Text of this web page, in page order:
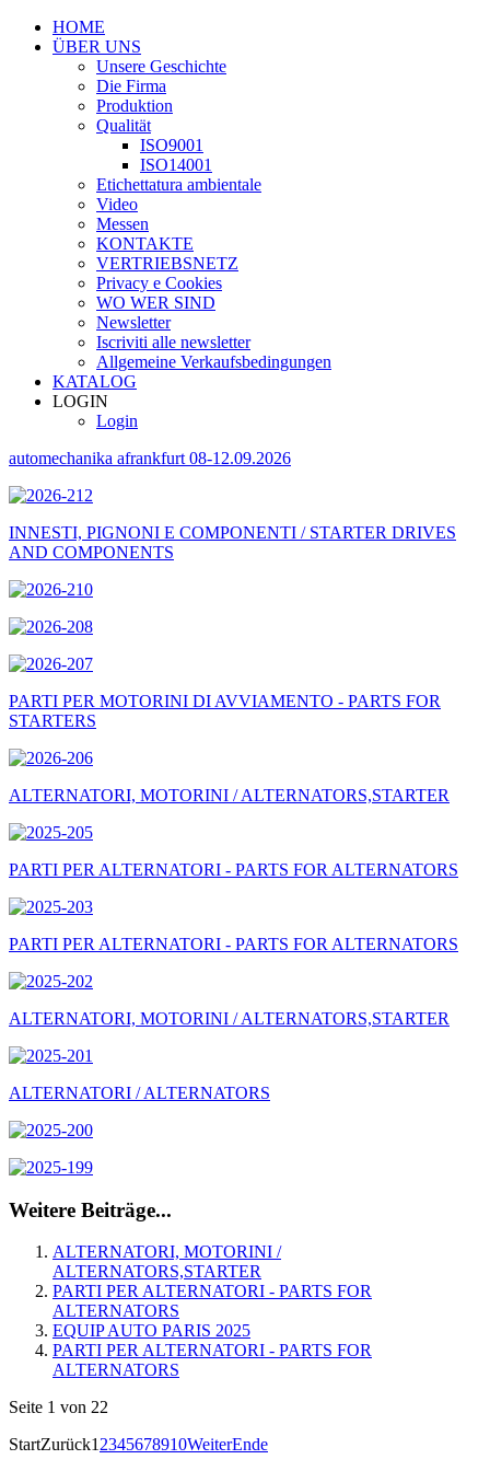
HOME
ÜBER UNS
Unsere Geschichte
Die Firma
Produktion
Qualität
ISO9001
ISO14001
Etichettatura ambientale
Video
Messen
KONTAKTE
VERTRIEBSNETZ
Privacy e Cookies
WO WER SIND
Newsletter
Iscriviti alle newsletter
Allgemeine Verkaufsbedingungen
KATALOG
LOGIN
Login
automechanika afrankfurt 08-12.09.2026
INNESTI, PIGNONI E COMPONENTI / STARTER DRIVES
AND COMPONENTS
PARTI PER MOTORINI DI AVVIAMENTO - PARTS FOR
STARTERS
ALTERNATORI, MOTORINI / ALTERNATORS,STARTER
PARTI PER ALTERNATORI - PARTS FOR ALTERNATORS
PARTI PER ALTERNATORI - PARTS FOR ALTERNATORS
ALTERNATORI, MOTORINI / ALTERNATORS,STARTER
ALTERNATORI / ALTERNATORS
Weitere Beiträge...
ALTERNATORI, MOTORINI /
ALTERNATORS,STARTER
PARTI PER ALTERNATORI - PARTS FOR
ALTERNATORS
EQUIP AUTO PARIS 2025
PARTI PER ALTERNATORI - PARTS FOR
ALTERNATORS
Seite 1 von 22
StartZurück12345678910WeiterEnde